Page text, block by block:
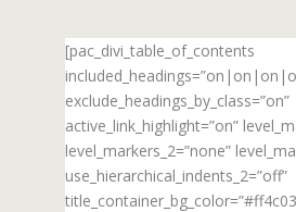
[pac_divi_table_of_contents
exclude_headings_by_class=”on”
active_link_highlight=”on”
level_markers_2=”none”
use_hierarchical_indents_2=”off”